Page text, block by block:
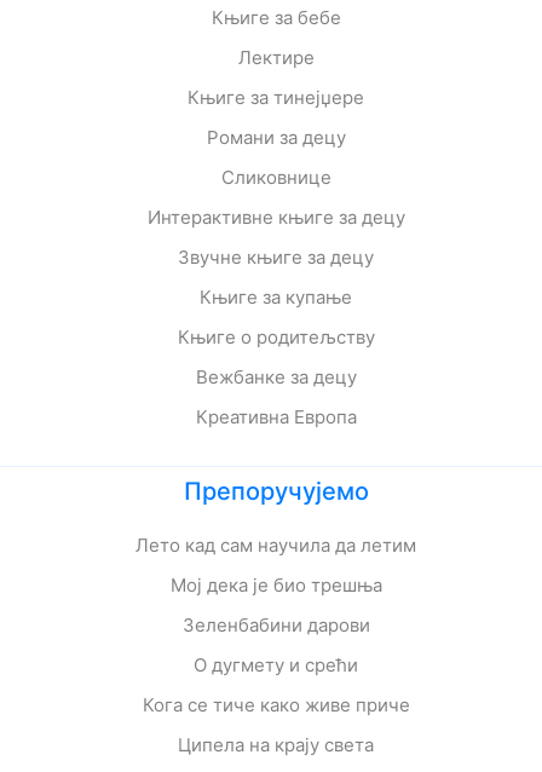
Књиге за бебе
Лектире
Књиге за тинејџере
Романи за децу
Сликовнице
Интерактивне књиге за децу
Звучне књиге за децу
Књиге за купање
Књиге о родитељству
Вежбанке за децу
Креативна Европа
Препоручујемо
Лето кад сам научила да летим
Мој дека је био трешња
Зеленбабини дарови
О дугмету и срећи
Кога се тиче како живе приче
Ципела на крају света